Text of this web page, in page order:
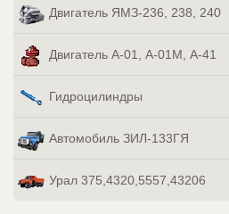
Двигатель ЯМЗ-236, 238, 240
Двигатель А-01, А-01М, А-41
Гидроцилиндры
Автомобиль ЗИЛ-133ГЯ
Урал 375,4320,5557,43206